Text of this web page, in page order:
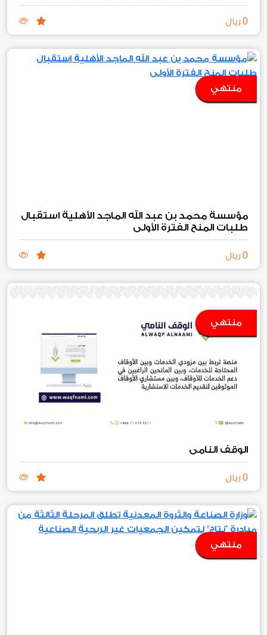
0 ريال
منتهي
مؤسسة محمد بن عبد الله الماجد الأهلية استقبال
طلبات المنح الفترة الأولى
0 ريال
منتهي
الوقف النامي
0 ريال
منتهي